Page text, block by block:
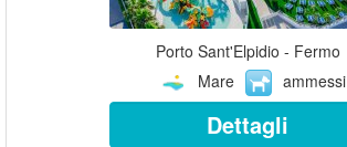
Porto Sant'Elpidio - Fermo
Mare
ammessi
Dettagli